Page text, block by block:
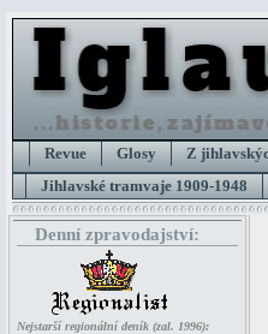
Revue Glosy Z
Jihlavské tramvaje 1909-1948
Denní zpravodajství:
Nejstarší regionální deník (zal. 1996):